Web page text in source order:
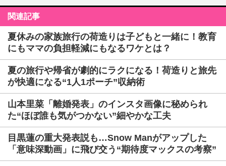
関連記事
夏休みの家族旅行の荷造りは子どもと一緒に！教育
にもママの負担軽減にもなるワケとは？
夏の旅行や帰省が劇的にラクになる！荷造りと旅先
が快適になる“1人1ポーチ”収納術
山本里菜「離婚発表」のインスタ画像に秘められ
た“ほぼ誰も気がつかない”細やかな工夫
目黒蓮の重大発表説も…Snow Manがアップした
「意味深動画」に飛び交う“期待度マックスの考察”